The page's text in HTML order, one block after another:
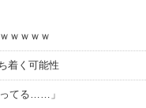
ｗｗｗｗ
着く可能性
てる……」